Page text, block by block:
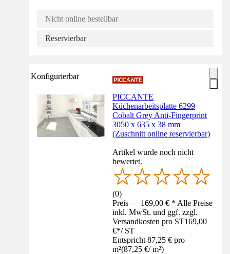
Nicht online bestellbar
Reservierbar
Konfigurierbar
PICCANTE
Küchenarbeitsplatte 6299
Cobalt Grey Anti-Fingerprint
3050 x 635 x 38 mm
(Zuschnitt online reservierbar)
Artikel wurde noch nicht
bewertet.
(0)
Preis — 169,00 € * Alle Preise
inkl. MwSt. und ggf. zzgl.
Versandkosten pro ST169,00
€*/ ST
Entspricht 87,25 € pro
m²(87,25 €/ m²)